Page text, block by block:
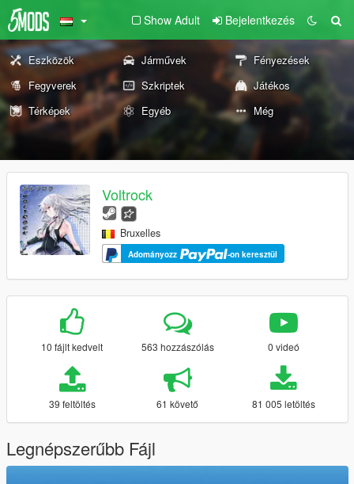
Show Adult Bejelentkezés
Eszközök Járművek
Fényezések
Fegyverek
Szkriptek
Játékos
Térképek
Egyéb Még
Voltrock
Bruxelles
Adományozz -on keresztül
10 fájlt kedvelt 563 hozzászólás 0 videó
39 feltöltés 61 követő 81 005 letöltés
Legnépszerűbb Fájl